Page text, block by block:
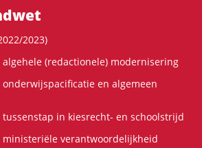
2023)
algehele (redactionele) modernisering
en algemeen
tussenstap in kiesrecht- en schoolstrijd
ministeriële verantwoordelijkheid